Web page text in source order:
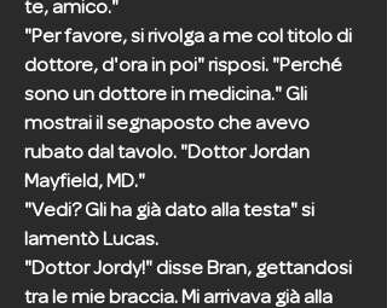
te, amico."
"Per favore, si rivolga a me col titolo di
dottore, d'ora in poi" risposi. "Perché
sono un dottore in medicina." Gli
mostrai il segnaposto che avevo
rubato dal tavolo. "Dottor Jordan
Mayfield, MD."
"Vedi? Gli ha già dato alla testa" si
lamentò Lucas.
"Dottor Jordy!" disse Bran, gettandosi
tra le mie braccia. Mi arrivava già alla